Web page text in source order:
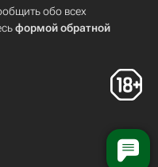
обо всех
формой обратной